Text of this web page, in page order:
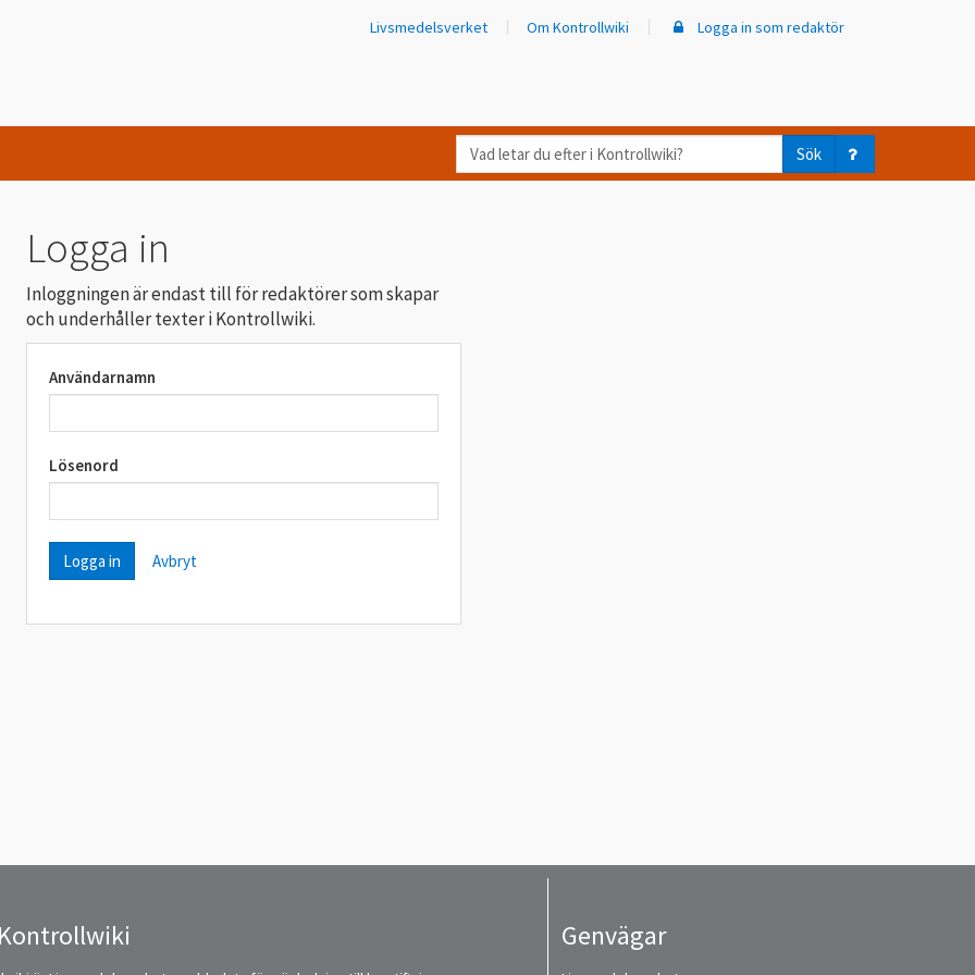
Livsmedelsverket Om Kontrollwiki Logga in som redaktör
Vad
letar
Sök
Logga in
Inloggningen är endast till för redaktörer som skapar
och underhåller texter i Kontrollwiki.
Användarnamn
Lösenord
Avbryt
Genvägar